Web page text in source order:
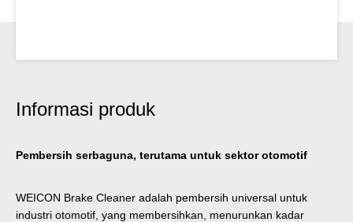
Informasi produk
Pembersih serbaguna, terutama untuk sektor otomotif
WEICON Brake Cleaner adalah pembersih universal untuk
industri otomotif, yang membersihkan, menurunkan kadar